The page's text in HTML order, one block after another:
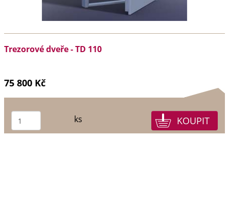
Trezorové dveře - TD 110
75 800 Kč
ks